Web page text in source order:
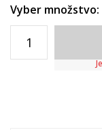
Vyber množstvo: